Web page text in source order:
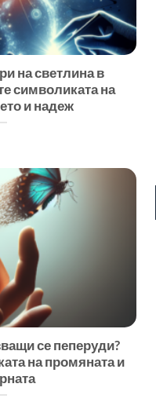
на светлина в
символиката на
и надеж
се пеперуди?
на промяната и